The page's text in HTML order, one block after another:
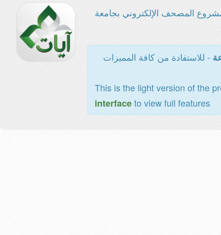
المصحف الإلكتروني بجامعة
- للاستفادة من كافة المميزات
This is the light version of the
interfaceto view full features